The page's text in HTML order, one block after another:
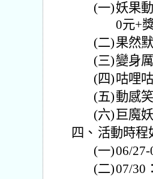
(一)妖果
0元+
(二)果然
(三)變身
(四)咕哩
(五)動感
(六)巨魔
四、 活動時程
(一)06/
(二)07/30